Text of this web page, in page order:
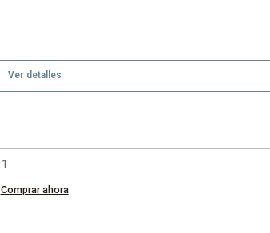
Ver detalles
Comprar ahora